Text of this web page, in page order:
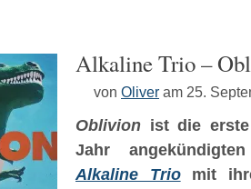
Alkaline Trio –
von Oliver am 25.
Oblivion ist die
Jahr
Alkaline Triomit